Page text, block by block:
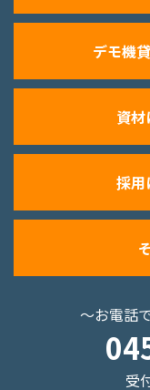
デモ機
資
採用
～お電話
受